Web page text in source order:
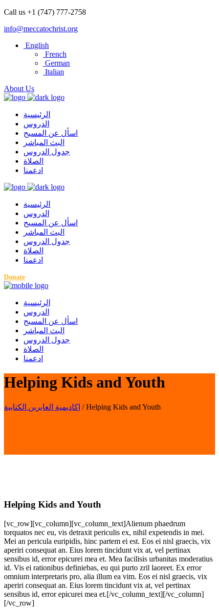
Call us +1 (747) 777-2758
info@meccatochrist.org
English
French
German
Italian
About Us
الرئيسية
الدروس
اسأل عن المسيح
البث المباشر
جدول الدروس
الصلاة
ادعمنا
الرئيسية
الدروس
اسأل عن المسيح
البث المباشر
جدول الدروس
الصلاة
ادعمنا
Donate
الرئيسية
الدروس
اسأل عن المسيح
البث المباشر
جدول الدروس
الصلاة
ادعمنا
Helping Kids and Youth
اكاديمية العابرين الكتابية /Helping Kids and Youth
Helping Kids and Youth
[vc_row][vc_column][vc_column_text]Alienum phaedrum
torquatos nec eu, vis detraxit periculis ex, nihil expetendis in mei.
Mei an pericula euripidis, hinc partem ei est. Eos ei nisl graecis, vix
aperiri consequat an. Eius lorem tincidunt vix at, vel pertinax
sensibus id, error epicurei mea et. Mea facilisis urbanitas moderatius
id. Vis ei rationibus definiebas, eu qui purto zril laoreet. Ex error
omnium interpretaris pro, alia illum ea vim. Eos ei nisl graecis, vix
aperiri consequat an. Eius lorem tincidunt vix at, vel pertinax
sensibus id, error epicurei mea et.[/vc_column_text][/vc_column]
[/vc_row]